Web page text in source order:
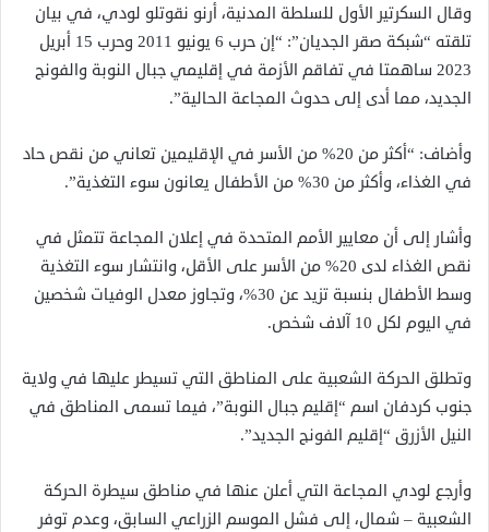
وقال السكرتير الأول للسلطة المدنية، أرنو نقوتلو لودي، في بيان
تلقته “شبكة صقر الجديان”: “إن حرب 6 يونيو 2011 وحرب 15 أبريل
2023 ساهمتا في تفاقم الأزمة في إقليمي جبال النوبة والفونج
الجديد، مما أدى إلى حدوث المجاعة الحالية”.
وأضاف: “أكثر من 20% من الأسر في الإقليمين تعاني من نقص حاد
في الغذاء، وأكثر من 30% من الأطفال يعانون سوء التغذية”.
وأشار إلى أن معايير الأمم المتحدة في إعلان المجاعة تتمثل في
نقص الغذاء لدى 20% من الأسر على الأقل، وانتشار سوء التغذية
وسط الأطفال بنسبة تزيد عن 30%، وتجاوز معدل الوفيات شخصين
في اليوم لكل 10 آلاف شخص.
وتطلق الحركة الشعبية على المناطق التي تسيطر عليها في ولاية
جنوب كردفان اسم “إقليم جبال النوبة”، فيما تسمى المناطق في
النيل الأزرق “إقليم الفونج الجديد”.
وأرجع لودي المجاعة التي أعلن عنها في مناطق سيطرة الحركة
الشعبية – شمال، إلى فشل الموسم الزراعي السابق، وعدم توفر